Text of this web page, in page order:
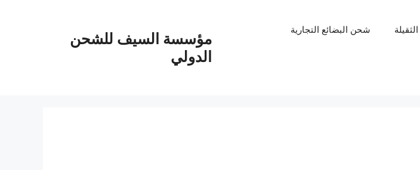
مؤسسة السيف للشحن
الدولي
شحن البضائع التجارية